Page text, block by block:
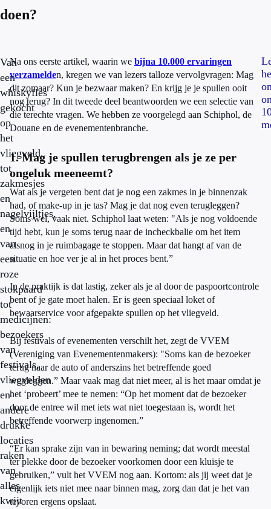
doen?
Van
een
whiskyfles
gekocht
op
het
vliegveld,
tot
zakmesjes
en
nagelvijltjes,
en
van
een
roze
stokpaard
tot
medicijnen:
bezoekers
van
festivals,
vliegvelden
en
andere
drukke
locaties
raken
van
alles
kwijt
Na ons eerste artikel, waarin we bijna 10.000 ervaringen
verzamelden, kregen we van lezers talloze vervolgvragen: Mag
dit zomaar? Kun je bezwaar maken? En krijg je je spullen ooit
nog terug? In dit tweede deel beantwoorden we een selectie van
die terechte vragen. We hebben ze voorgelegd aan Schiphol, de
Douane en de evenementenbranche.
1. Mag je spullen terugbrengen als je ze per
ongeluk meeneemt?
Wat als je vergeten bent dat je nog een zakmes in je binnenzak
had, of make-up in je tas? Mag je dat nog even terugleggen?
Soms wel, vaak niet. Schiphol laat weten: "Als je nog voldoende
tijd hebt, kun je soms terug naar de incheckbalie om het item
alsnog in je ruimbagage te stoppen. Maar dat hangt af van de
situatie en hoe ver je al in het proces bent.”
In de praktijk is dat lastig, zeker als je al door de paspoortcontrole
bent of je gate moet halen. Er is geen speciaal loket of
bewaarservice voor afgepakte spullen op het vliegveld.
Bij festivals of evenementen verschilt het, zegt de VVEM
(Vereniging van Evenementenmakers): "Soms kan de bezoeker
terug naar de auto of anderszins het betreffende goed
wegleggen.” Maar vaak mag dat niet meer, al is het maar omdat je
het ‘probeert’ mee te nemen: “Op het moment dat de bezoeker
door de entree wil met iets wat niet toegestaan is, wordt het
betreffende voorwerp ingenomen.”
“Er kan sprake zijn van in bewaring neming; dat wordt meestal
ter plekke door de bezoeker voorkomen door een kluisje te
gebruiken,” vult het VVEM nog aan. Kortom: als jij weet dat je
eigenlijk iets niet mee naar binnen mag, zorg dan dat je het van
tevoren ergens opslaat.